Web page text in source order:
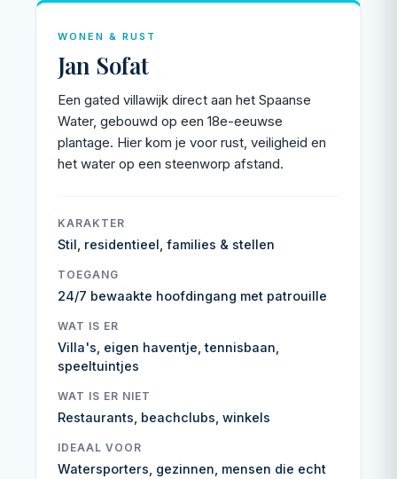
WONEN & RUST
Jan Sofat
Een gated villawijk direct aan het Spaanse
Water, gebouwd op een 18e-eeuwse
plantage. Hier kom je voor rust, veiligheid en
het water op een steenworp afstand.
KARAKTER
Stil, residentieel, families & stellen
TOEGANG
24/7 bewaakte hoofdingang met patrouille
WAT IS ER
Villa's, eigen haventje, tennisbaan,
speeltuintjes
WAT IS ER NIET
Restaurants, beachclubs, winkels
IDEAAL VOOR
Watersporters, gezinnen, mensen die echt